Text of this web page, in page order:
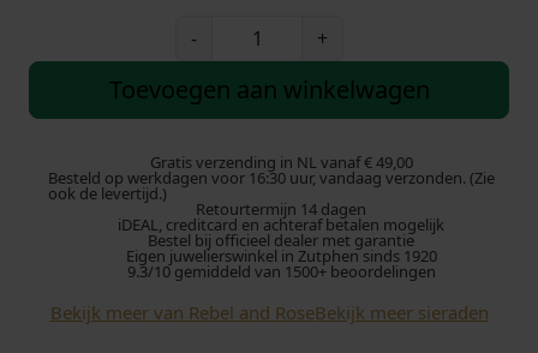
s
p
r
o
n
k
d
i
g
e
p
r
-
b
a
n
R
o
e
+
Toevoegen aan winkelwagen
Gratis verzending in NL vanaf € 49,00
Besteld op werkdagen voor 16:30 uur, vandaag verzonden. (Zie
ook de levertijd.)
Retourtermijn 14 dagen
iDEAL, creditcard en achteraf betalen mogelijk
Bestel bij officieel dealer met garantie
Eigen juwelierswinkel in Zutphen sinds 1920
9.3/10 gemiddeld van 1500+ beoordelingen
Bekijk meer van Rebel and RoseBekijk meer sieraden